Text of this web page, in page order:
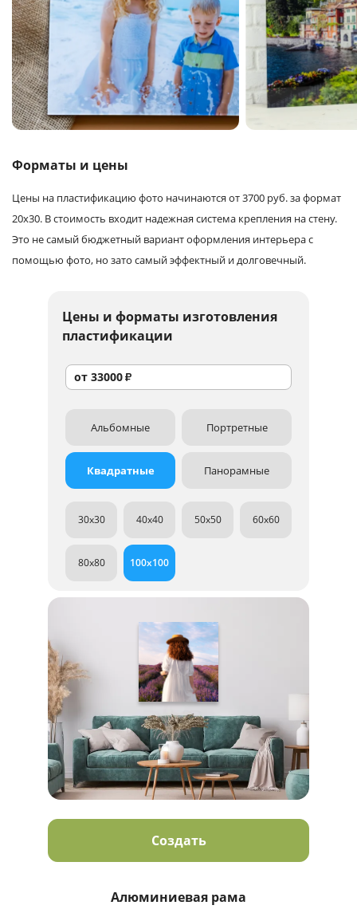
Форматы и цены
Цены на пластификацию фото начинаются от 3700 руб. за формат
20х30. В стоимость входит надежная система крепления на стену.
Это не самый бюджетный вариант оформления интерьера с
помощью фото, но зато самый эффектный и долговечный.
Цены и форматы изготовления
пластификации
от 33000₽
Альбомные Портретные
Квадратные Панорамные
30x30 40x40 50x50 60x60
80x80 100x100
Создать
Алюминиевая рама